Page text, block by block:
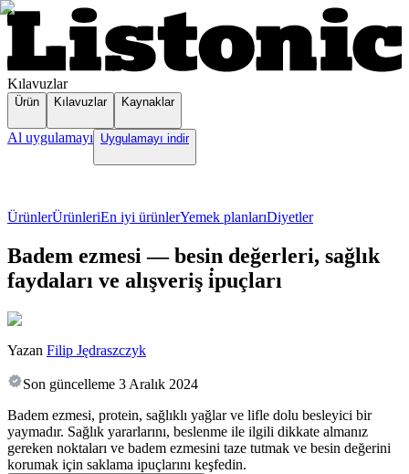
Kılavuzlar
Ürün Kılavuzlar Kaynaklar
Al uygulamayı Uygulamayı indir
ÜrünlerÜrünleriEn iyi ürünlerYemek planlarıDiyetler
Badem ezmesi — besin değerleri, sağlık
faydaları ve alışveriş i̇puçları
Yazan Filip Jędraszczyk
Son güncelleme 3 Aralık 2024
Badem ezmesi, protein, sağlıklı yağlar ve lifle dolu besleyici bir
yaymadır. Sağlık yararlarını, beslenme ile ilgili dikkate almanız
gereken noktaları ve badem ezmesini taze tutmak ve besin değerini
korumak için saklama ipuçlarını keşfedin.